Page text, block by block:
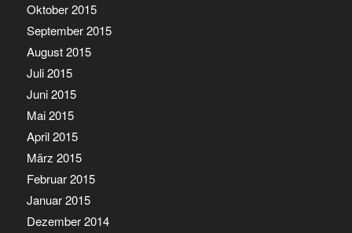
Oktober 2015
September 2015
August 2015
Juli 2015
Juni 2015
Mai 2015
April 2015
März 2015
Februar 2015
Januar 2015
Dezember 2014